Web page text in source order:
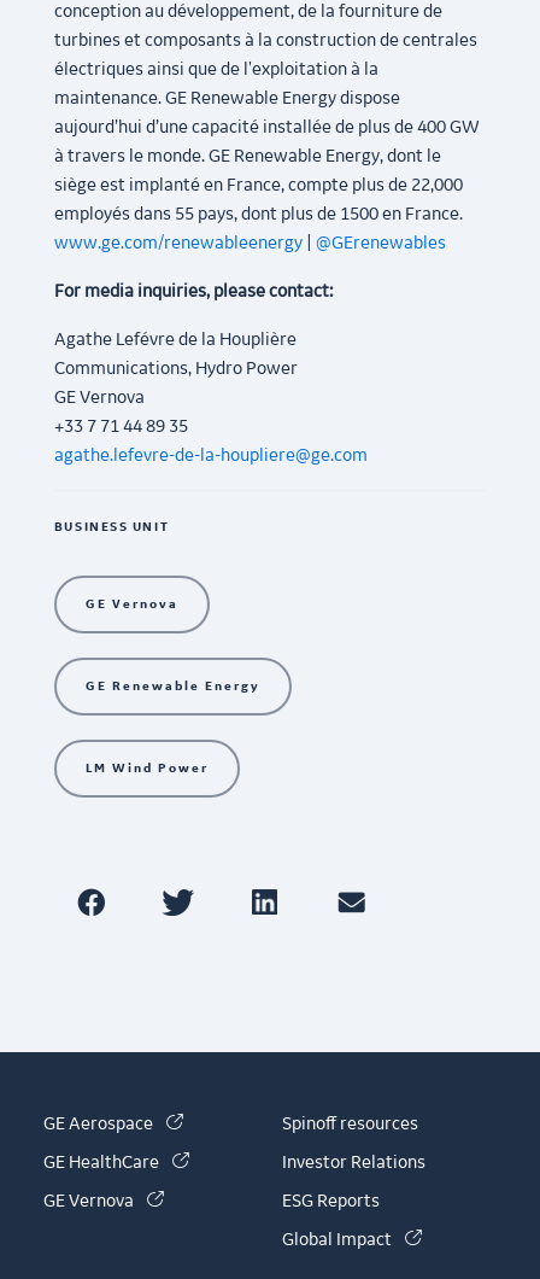
conception au développement, de la fourniture de
turbines et composants à la construction de centrales
électriques ainsi que de l'exploitation à la
maintenance. GE Renewable Energy dispose
aujourd’hui d’une capacité installée de plus de 400 GW
à travers le monde. GE Renewable Energy, dont le
siège est implanté en France, compte plus de 22,000
employés dans 55 pays, dont plus de 1500 en France.
www.ge.com/renewableenergy| @GErenewables
For media inquiries, please contact:
Agathe Lefévre de la Houplière
Communications, Hydro Power
GE Vernova
+33 7 71 44 89 35
agathe.lefevre-de-la-houpliere@ge.com
BUSINESS UNIT
GE Vernova
GE Renewable Energy
LM Wind Power
GE Aerospace (link is external)
GE HealthCare (link is external)
GE Vernova (link is external)
Spinoff resources
Investor Relations
ESG Reports
Global Impact
(link is